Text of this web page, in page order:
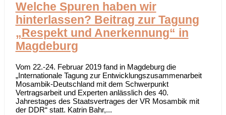
Welche Spuren haben wir
hinterlassen? Beitrag zur Tagung
„Respekt und Anerkennung“ in
Magdeburg
Vom 22.-24. Februar 2019 fand in Magdeburg die
„Internationale Tagung zur Entwicklungszusammenarbeit
Mosambik-Deutschland mit dem Schwerpunkt
Vertragsarbeit und Experten anlässlich des 40.
Jahrestages des Staatsvertrages der VR Mosambik mit
der DDR“ statt. Katrin Bahr,...